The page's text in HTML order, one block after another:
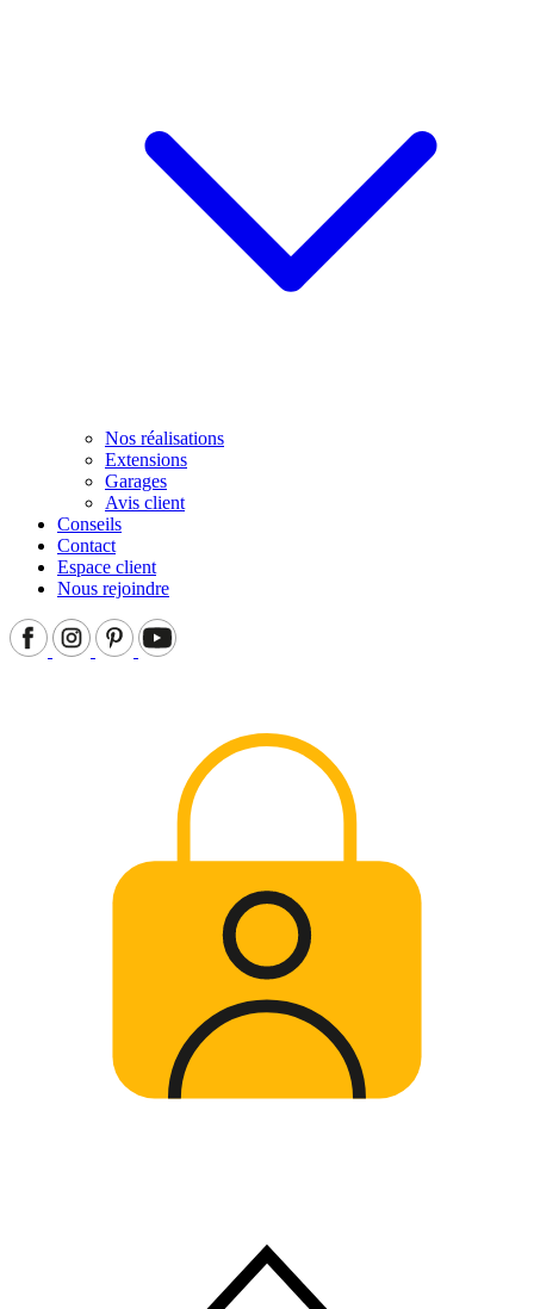
Nos réalisations
Extensions
Garages
Avis client
Conseils
Contact
Espace client
Nous rejoindre